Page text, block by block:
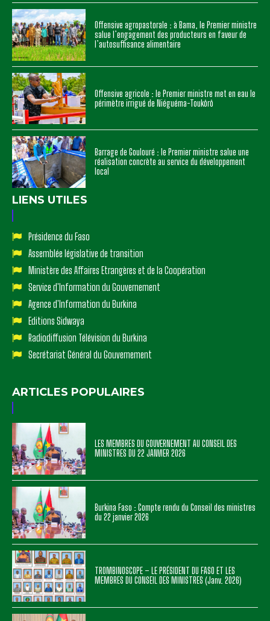
Offensive agropastorale : à Bama, le Premier ministre
salue l’engagement des producteurs en faveur de
l’autosuffisance alimentaire
Offensive agricole : le Premier ministre met en eau le
périmètre irrigué de Niéguéma-Toukôrô
Barrage de Goulouré : le Premier ministre salue une
réalisation concrète au service du développement
local
LIENS UTILES
Présidence du Faso
Assemblée législative de transition
Ministère des Affaires Etrangères et de la Coopération
Service d'Information du Gouvernement
Agence d'Information du Burkina
Editions Sidwaya
Radiodiffusion Télévision du Burkina
Secrétariat Général du Gouvernement
ARTICLES POPULAIRES
LES MEMBRES DU GOUVERNEMENT AU CONSEIL DES
MINISTRES DU 22 JANVIER 2026
Burkina Faso : Compte rendu du Conseil des ministres
du 22 janvier 2026
TROMBINOSCOPE – LE PRÉSIDENT DU FASO ET LES
MEMBRES DU CONSEIL DES MINISTRES (Janv. 2026)